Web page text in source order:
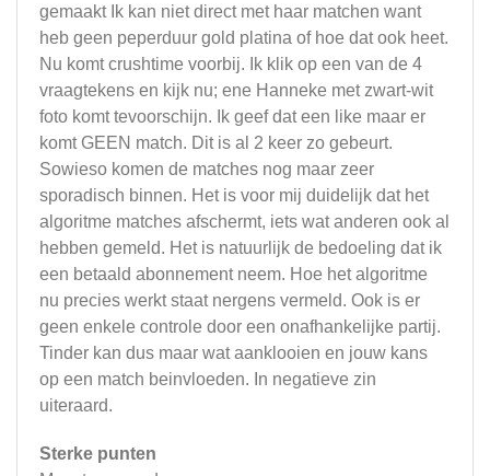
gemaakt Ik kan niet direct met haar matchen want
heb geen peperduur gold platina of hoe dat ook heet.
Nu komt crushtime voorbij. Ik klik op een van de 4
vraagtekens en kijk nu; ene Hanneke met zwart-wit
foto komt tevoorschijn. Ik geef dat een like maar er
komt GEEN match. Dit is al 2 keer zo gebeurt.
Sowieso komen de matches nog maar zeer
sporadisch binnen. Het is voor mij duidelijk dat het
algoritme matches afschermt, iets wat anderen ook al
hebben gemeld. Het is natuurlijk de bedoeling dat ik
een betaald abonnement neem. Hoe het algoritme
nu precies werkt staat nergens vermeld. Ook is er
geen enkele controle door een onafhankelijke partij.
Tinder kan dus maar wat aanklooien en jouw kans
op een match beinvloeden. In negatieve zin
uiteraard.
Sterke punten